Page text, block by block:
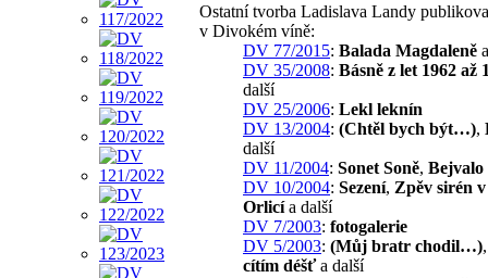
Ostatní tvorba Ladislava Landy
v Divokém víně:
DV 77/2015: Balada Magdaleně
DV 35/2008: Básně z let 1962 až
další
DV 25/2006: Lekl leknín
DV 13/2004: (Chtěl bych být…),
další
DV 11/2004: Sonet Soně, Bejvalo
DV 10/2004: Sezení, Zpěv sirén
Orlicía další
DV 7/2003: fotogalerie
DV 5/2003: (Můj bratr chodil…)
cítím déšťa další